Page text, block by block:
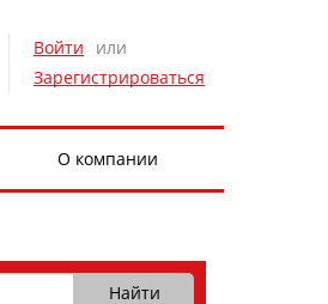
Войти
или
Зарегистрироваться
О компании